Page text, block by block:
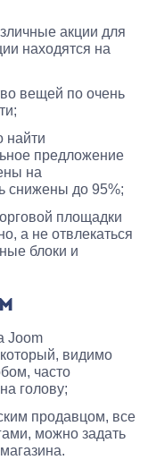
акции для
находятся на
вещей по очень
найти
предложение
на
снижены до 95%;
площадки
а не отвлекаться
блоки и
Joom
видимо
часто
голову;
продавцом, все
можно задать